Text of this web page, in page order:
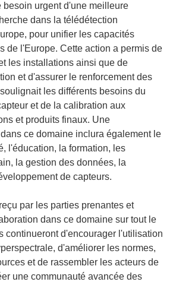
besoin urgent d'une meilleure
dans la télédétection
pour unifier les capacités
de l'Europe. Cette action a permis de
les installations ainsi que de
et d'assurer le renforcement des
les différents besoins du
et de la calibration aux
et produits finaux. Une
ce domaine inclura également le
l'éducation, la formation, les
la gestion des données, la
de capteurs.
par les parties prenantes et
dans ce domaine sur tout le
continueront d'encourager l'utilisation
d'améliorer les normes,
et de rassembler les acteurs de
une communauté avancée des